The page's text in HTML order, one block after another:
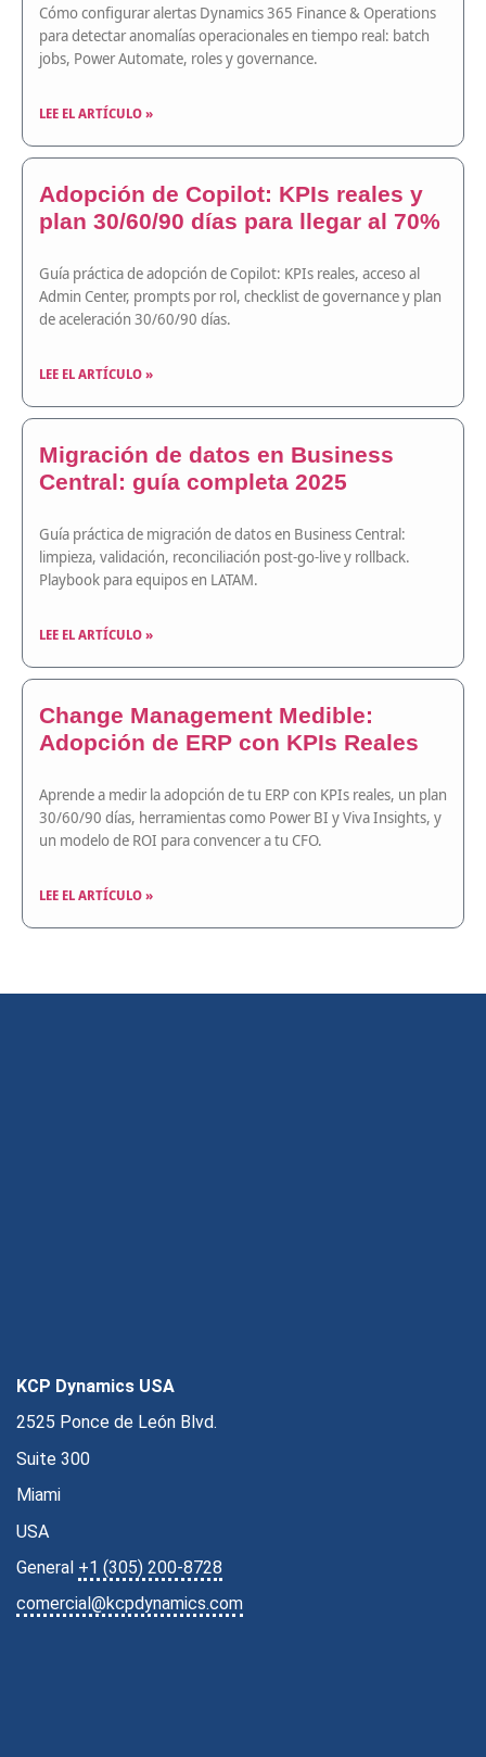
Cómo configurar alertas Dynamics 365 Finance & Operations
para detectar anomalías operacionales en tiempo real: batch
jobs, Power Automate, roles y governance.
LEE EL ARTÍCULO »
Adopción de Copilot: KPIs reales y
plan 30/60/90 días para llegar al 70%
Guía práctica de adopción de Copilot: KPIs reales, acceso al
Admin Center, prompts por rol, checklist de governance y plan
de aceleración 30/60/90 días.
LEE EL ARTÍCULO »
Migración de datos en Business
Central: guía completa 2025
Guía práctica de migración de datos en Business Central:
limpieza, validación, reconciliación post-go-live y rollback.
Playbook para equipos en LATAM.
LEE EL ARTÍCULO »
Change Management Medible:
Adopción de ERP con KPIs Reales
Aprende a medir la adopción de tu ERP con KPIs reales, un plan
30/60/90 días, herramientas como Power BI y Viva Insights, y
un modelo de ROI para convencer a tu CFO.
LEE EL ARTÍCULO »
KCP Dynamics USA
2525 Ponce de León Blvd.
Suite 300
Miami
USA
General +1 (305) 200-8728
comercial@kcpdynamics.com